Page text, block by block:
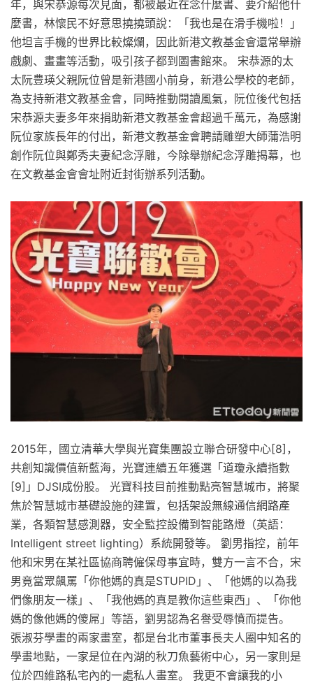
年，與宋恭源每次見面，都被最近在念什麼書、要介紹他什
麼書，林懷民不好意思撓撓頭說：「我也是在滑手機啦！」
他坦言手機的世界比較燦爛，因此新港文教基金會還常舉辦
戲劇、畫畫等活動，吸引孩子都到圖書館來。 宋恭源的太
太阮豊瑛父親阮位曾是新港國小前身，新港公學校的老師，
為支持新港文教基金會，同時推動閱讀風氣，阮位後代包括
宋恭源夫妻多年來捐助新港文教基金會超過千萬元，為感謝
阮位家族長年的付出，新港文教基金會聘請雕塑大師蒲浩明
創作阮位與鄭秀夫妻紀念浮雕，今除舉辦紀念浮雕揭幕，也
在文教基金會會址附近封街辦系列活動。
2015年，國立清華大學與光寶集團設立聯合研發中心[8]，
共創知識價值新藍海，光寶連續五年獲選「道瓊永續指數
[9]」DJSI成份股。 光寶科技目前推動點亮智慧城市，將聚
焦於智慧城市基礎設施的建置，包括架設無線通信網路產
業，各類智慧感測器，安全監控設備到智能路燈（英語：
Intelligent street lighting）系統開發等。 劉男指控，前年
他和宋男在某社區協商聘僱保母事宜時，雙方一言不合，宋
男竟當眾飆罵「你他媽的真是STUPID」、「他媽的以為我
們像朋友一樣」、「我他媽的真是教你這些東西」、「你他
媽的像他媽的傻屌」等語，劉男認為名譽受辱憤而提告。
張淑芬學畫的兩家畫室，都是台北市董事長夫人圈中知名的
學畫地點，一家是位在內湖的秋刀魚藝術中心，另一家則是
位於四維路私宅內的一處私人畫室。 我更不會讓我的小